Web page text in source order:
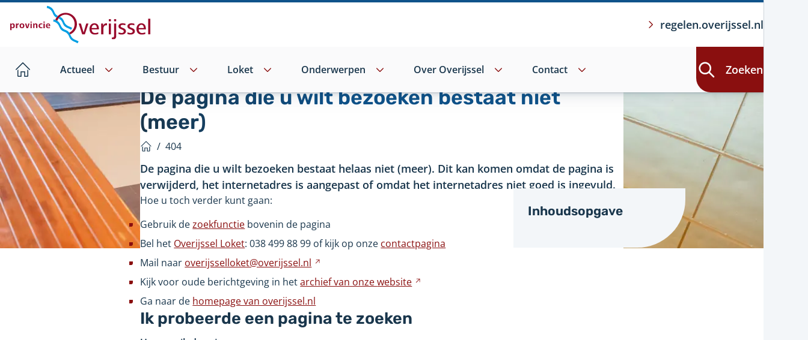
naar
regelen.overijssel.nl
Home
Actueel Bestuur Loket Onderwerpen Over Overijssel Contact Zoeken
De pagina die u wilt bezoeken bestaat niet
(meer)
/ 404
De pagina die u wilt bezoeken bestaat helaas niet (meer). Dit kan komen omdat de pagina is
verwijderd, het internetadres is aangepast of omdat het internetadres niet goed is ingevuld.
Hoe u toch verder kunt gaan:
Gebruik dezoekfunctie bovenin de pagina
Bel het Overijssel Loket: 0384998899 of kijk op onze contactpagina
Mail naar overijsselloket@overijssel.nl
naar
website
Kijk voor oude berichtgeving in hetarchief van onzewebsite
Ga naar de homepage van overijssel.nl
Ik probeerde een pagina te zoeken
Inhoudsopgave